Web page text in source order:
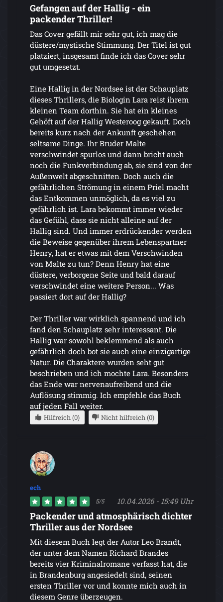
Gefangen auf der Hallig - ein
packender Thriller!
Das Cover gefällt mir sehr gut, ich mag die
düstere/mystische Stimmung. Der Titel ist gut
platziert, insgesamt finde ich das Cover sehr
gut umgesetzt.
Eine Hallig in der Nordsee ist der Schauplatz
dieses Thrillers, die Biologin Lara reist ihrem
kleinen Team dorthin. Sie hat ein kleines
Gehöft auf der Hallig Westeroog gekauft. Doch
bereits kurz nach der Ankunft geschehen
seltsame Dinge. Ihr Bruder Malte
verschwindet spurlos und dann bricht auch
noch die Funkverbindung ab, sie sind von der
Außenwelt abgeschnitten. Doch auch die
gefährlichen Strömung in einem Priel macht
das Entkommen unmöglich, da es viel zu
gefährlich ist. Lara bekommt immer wieder
das Gefühl, dass sie nicht alleine auf der
Hallig sind. Und immer erdrückender werden
die Beweise gegenüber ihrem Lebenspartner
Henry, hat er etwas mit dem Verschwinden
von Malte zu tun? Denn Henry hat eine
düstere, verborgene Seite und bald darauf
verschwindet eine weitere Person... Was
passiert dort auf der Hallig?
Der Thriller war wirklich spannend und ich
fand den Schauplatz sehr interessant. Die
Hallig war sowohl beklemmend als auch
gefährlich doch bot sie auch eine einzigartige
Natur. Die Charaktere wurden seht gut
beschrieben und ich mochte Lara. Besonders
das Ende war nervenaufreibend und die
Auflösung stimmig. Ich empfehle das Buch
auf jeden Fall weiter.
Hilfreich (0) Nicht hilfreich (0)
ech
5/5 10.04.2026 - 15:49 Uhr
Packender und atmosphärisch dichter
Thriller aus der Nordsee
Mit diesem Buch legt der Autor Leo Brandt,
der unter dem Namen Richard Brandes
bereits vier Kriminalromane verfasst hat, die
in Brandenburg angesiedelt sind, seinen
ersten Thriller vor und konnte mich auch in
diesem Genre überzeugen.